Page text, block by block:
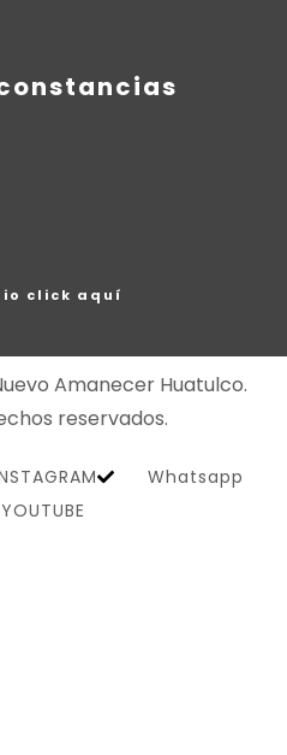
click aquí
Amanecer Huatulco.
reservados.
Whatsapp
YOUTUBE